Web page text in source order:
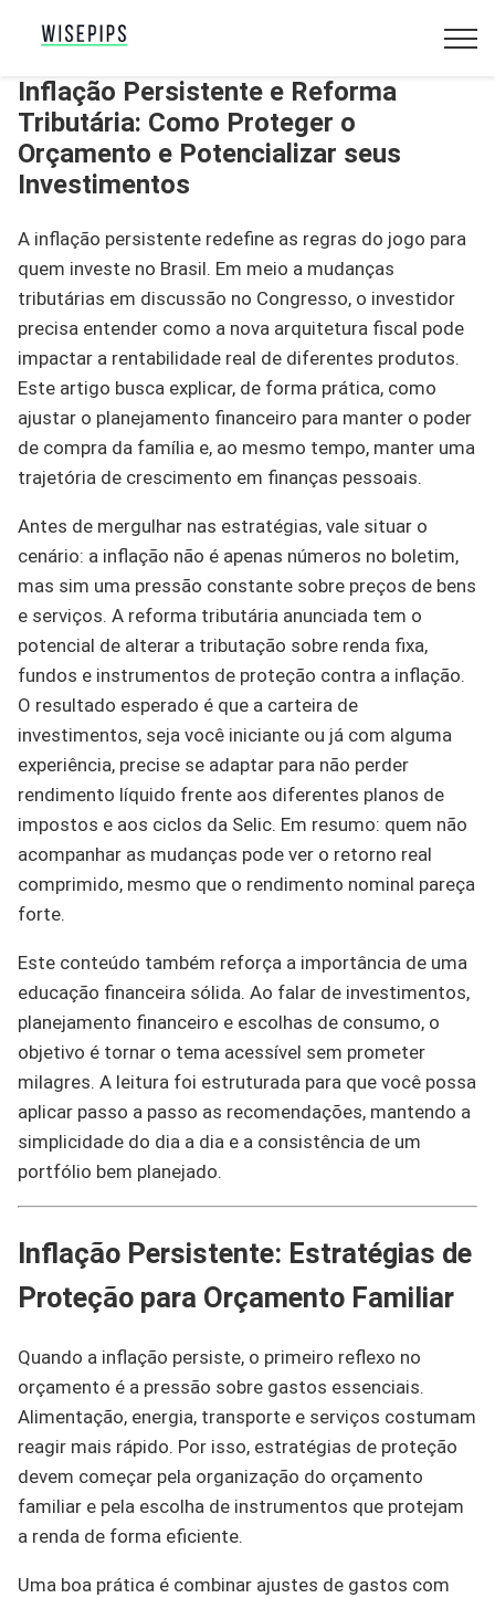
Inflação Persistente e Reforma
Tributária: Como Proteger o
Orçamento e Potencializar seus
Investimentos
A inflação persistente redefine as regras do jogo para
quem investe no Brasil. Em meio a mudanças
tributárias em discussão no Congresso, o investidor
precisa entender como a nova arquitetura fiscal pode
impactar a rentabilidade real de diferentes produtos.
Este artigo busca explicar, de forma prática, como
ajustar o planejamento financeiro para manter o poder
de compra da família e, ao mesmo tempo, manter uma
trajetória de crescimento em finanças pessoais.
Antes de mergulhar nas estratégias, vale situar o
cenário: a inflação não é apenas números no boletim,
mas sim uma pressão constante sobre preços de bens
e serviços. A reforma tributária anunciada tem o
potencial de alterar a tributação sobre renda fixa,
fundos e instrumentos de proteção contra a inflação.
O resultado esperado é que a carteira de
investimentos, seja você iniciante ou já com alguma
experiência, precise se adaptar para não perder
rendimento líquido frente aos diferentes planos de
impostos e aos ciclos da Selic. Em resumo: quem não
acompanhar as mudanças pode ver o retorno real
comprimido, mesmo que o rendimento nominal pareça
forte.
Este conteúdo também reforça a importância de uma
educação financeira sólida. Ao falar de investimentos,
planejamento financeiro e escolhas de consumo, o
objetivo é tornar o tema acessível sem prometer
milagres. A leitura foi estruturada para que você possa
aplicar passo a passo as recomendações, mantendo a
simplicidade do dia a dia e a consistência de um
portfólio bem planejado.
Inflação Persistente: Estratégias de
Proteção para Orçamento Familiar
Quando a inflação persiste, o primeiro reflexo no
orçamento é a pressão sobre gastos essenciais.
Alimentação, energia, transporte e serviços costumam
reagir mais rápido. Por isso, estratégias de proteção
devem começar pela organização do orçamento
familiar e pela escolha de instrumentos que protejam
a renda de forma eficiente.
Uma boa prática é combinar ajustes de gastos com